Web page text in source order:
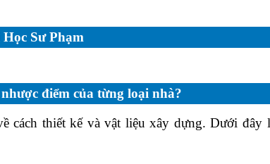
Sư Phạm
điểm của từng loại nhà?
cách thiết kế và vật liệu xây dựng. Dưới đây